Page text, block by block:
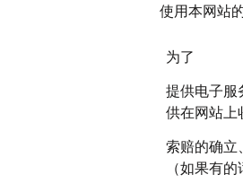
使用本网站
为了
提供电子服
供在网站上
索赔的确立
（如果有的